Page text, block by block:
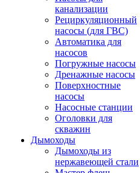
канализации
Рециркуляционный
насосы (для ГВС)
Автоматика для
насосов
Погружные насосы
Дренажные насосы
Поверхностные
насосы
Насосные станции
Оголовки для
скважин
Дымоходы
Дымоходы из
нержавеющей стали